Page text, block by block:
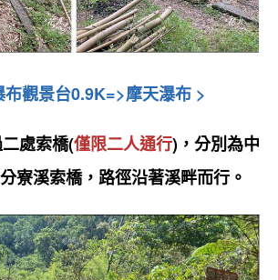
布觀景台0.9K=>摩天瀑布 >
處索橋(僅限二人通行)，分別為中
寮溪索橋，路徑沿著溪畔而行。